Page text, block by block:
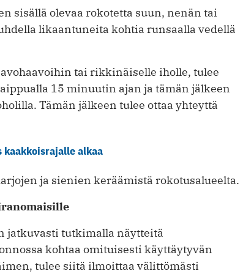
sisällä olevaa rokotetta suun, nenän tai
likaantuneita kohtia runsaalla vedellä
tai rikkinäiselle iholle, tulee
15 minuutin ajan ja tämän jälkeen
Tämän jälkeen tulee ottaa yhteyttä
alkaa
ja sienien keräämistä rokotusalueelta.
jatkuvasti tutkimalla näytteitä
kohtaa omituisesti käyttäytyvän
tulee siitä ilmoittaa välittömästi